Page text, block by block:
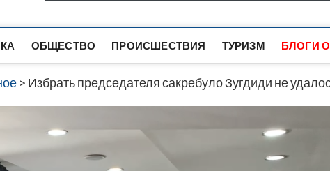
ОБЩЕСТВО ПРОИСШЕСТВИЯ ТУРИЗМ БЛОГИ
> Избрать председателя сакребуло Зугдиди не